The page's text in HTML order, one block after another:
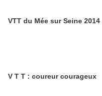
VTT du Mée sur Seine 2014
V T T : coureur courageux